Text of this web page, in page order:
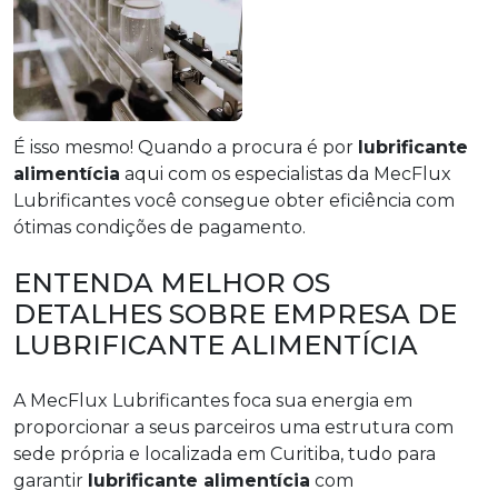
É isso mesmo! Quando a procura é por lubrificante
alimentícia aqui com os especialistas da MecFlux
Lubrificantes você consegue obter eficiência com
ótimas condições de pagamento.
ENTENDA MELHOR OS
DETALHES SOBRE EMPRESA DE
LUBRIFICANTE ALIMENTÍCIA
A MecFlux Lubrificantes foca sua energia em
proporcionar a seus parceiros uma estrutura com
sede própria e localizada em Curitiba, tudo para
garantir lubrificante alimentícia com